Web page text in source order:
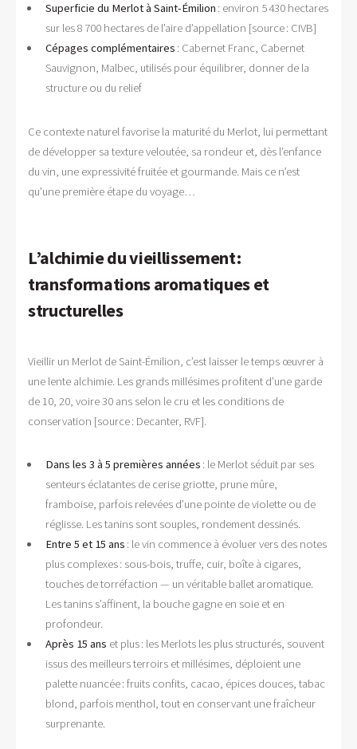
Superficie du Merlot à Saint-Émilion : environ 5 430 hectares
sur les 8 700 hectares de l’aire d’appellation [source : CIVB]
Cépages complémentaires : Cabernet Franc, Cabernet
Sauvignon, Malbec, utilisés pour équilibrer, donner de la
structure ou du relief
Ce contexte naturel favorise la maturité du Merlot, lui permettant
de développer sa texture veloutée, sa rondeur et, dès l’enfance
du vin, une expressivité fruitée et gourmande. Mais ce n’est
qu’une première étape du voyage…
L’alchimie du vieillissement :
transformations aromatiques et
structurelles
Vieillir un Merlot de Saint-Émilion, c’est laisser le temps œuvrer à
une lente alchimie. Les grands millésimes profitent d’une garde
de 10, 20, voire 30 ans selon le cru et les conditions de
conservation [source : Decanter, RVF].
Dans les 3 à 5 premières années : le Merlot séduit par ses
senteurs éclatantes de cerise griotte, prune mûre,
framboise, parfois relevées d’une pointe de violette ou de
réglisse. Les tanins sont souples, rondement dessinés.
Entre 5 et 15 ans : le vin commence à évoluer vers des notes
plus complexes : sous-bois, truffe, cuir, boîte à cigares,
touches de torréfaction — un véritable ballet aromatique.
Les tanins s’affinent, la bouche gagne en soie et en
profondeur.
Après 15 ans et plus : les Merlots les plus structurés, souvent
issus des meilleurs terroirs et millésimes, déploient une
palette nuancée : fruits confits, cacao, épices douces, tabac
blond, parfois menthol, tout en conservant une fraîcheur
surprenante.